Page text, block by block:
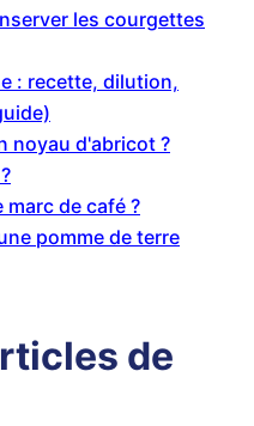
les courgettes
: recette, dilution,
noyau d'abricot ?
marc de café ?
pomme de terre
de